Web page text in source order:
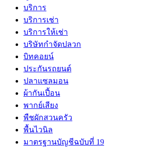
บริการ
บริการเช่า
บริการให้เช่า
บริษัทกำจัดปลวก
บิทคอยน์
ประกันรถยนต์
ปลาแซลมอน
ผ้ากันเปี้อน
พากย์เสียง
พืชผักสวนครัว
พื้นไวนิล
มาตรฐานบัญชีฉบับที่ 19